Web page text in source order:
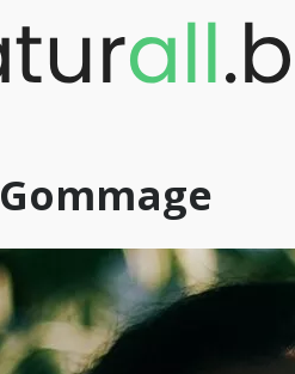
Gommage